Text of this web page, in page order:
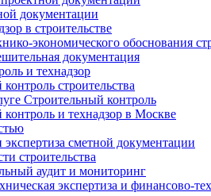
документации
в строительстве
экономического обоснования
документация
и технадзор
контроль строительства
Строительный контроль
и технадзор в Москве
экспертиза сметной документации
строительства
аудит и мониторинг
экспертиза и финансово-